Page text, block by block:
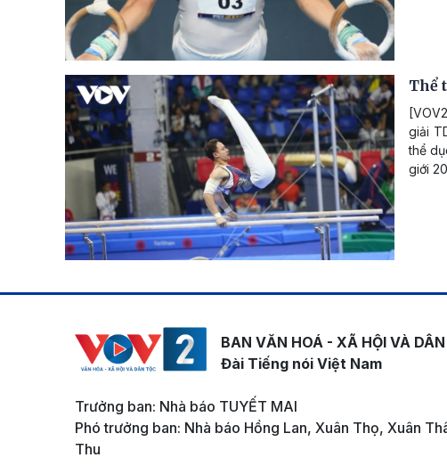
Thể
giải
thể
giới
BAN VĂN HOÁ - XÃ HỘI VÀ
Đài Tiếng nói Việt Nam
Trưởng ban: Nhà báo TUYẾT MAI
Phó trưởng ban: Nhà báo Hồng Lan, Xuân Thọ, Xuân
Thu